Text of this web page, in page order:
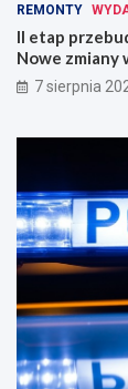
REMONTY
II etap
Nowe zmiany
7 sierpnia